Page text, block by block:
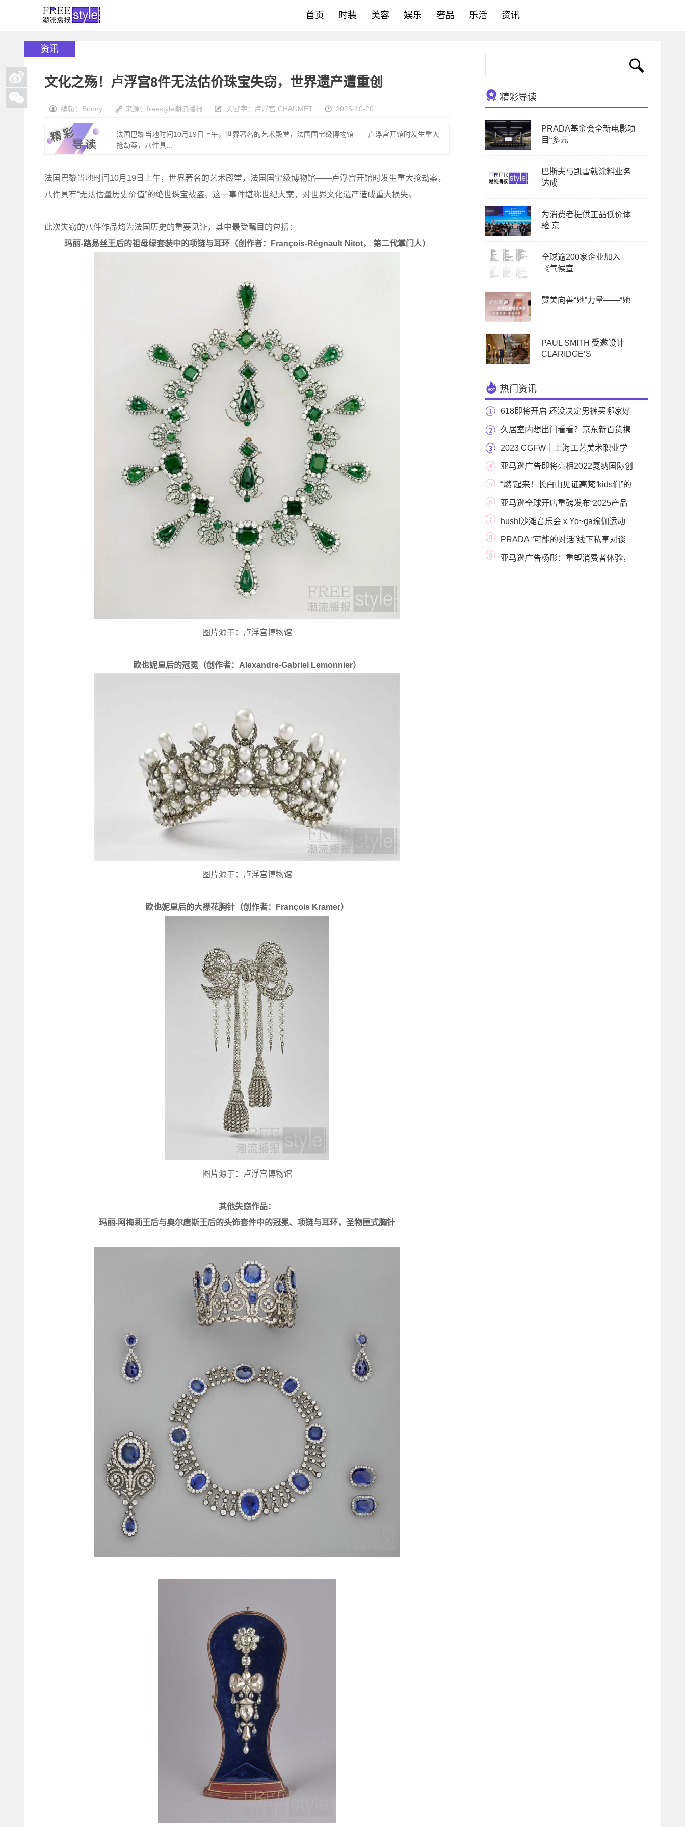
首页 时装 美容 娱乐 奢品 乐活 资讯
资讯
文化之殇！卢浮宫8件无法估价珠宝失窃，世界遗产遭重创
编辑：Bunny 来源：freestyle潮流播报 关键字： 卢浮宫 CHAUMET 2025-10-20
法国巴黎当地时间10月19日上午，世界著名的艺术殿堂，法国国宝级博物馆——卢浮宫开馆时发生重大
抢劫案，八件具...
法国巴黎当地时间10月19日上午，世界著名的艺术殿堂，法国国宝级博物馆——卢浮宫开馆时发生重大抢劫案，
八件具有“无法估量历史价值”的绝世珠宝被盗。这一事件堪称世纪大案，对世界文化遗产造成重大损失。
此次失窃的八件作品均为法国历史的重要见证，其中最受瞩目的包括：
玛丽-路易丝王后的祖母绿套装中的项链与耳环（创作者：François-Régnault Nitot， 第二代掌门人）
图片源于：卢浮宫博物馆
欧也妮皇后的冠冕（创作者：Alexandre-Gabriel Lemonnier）
图片源于：卢浮宫博物馆
欧也妮皇后的大襟花胸针（创作者：François Kramer）
图片源于：卢浮宫博物馆
其他失窃作品：
玛丽-阿梅莉王后与奥尔唐斯王后的头饰套件中的冠冕、项链与耳环，圣物匣式胸针
精彩导读
PRADA基金会全新电影项
目“多元
巴斯夫与凯雷就涂料业务
达成
为消费者提供正品低价体
验 京
全球逾200家企业加入
《气候宣
赞美向善“她”力量——“她
PAUL SMITH 受邀设计
CLARIDGE’S
热门资讯
618即将开启 还没决定男裤买哪家好
吗？久居室内想出门看看？京东新百货携
《一年一度
2023 CGFW｜上海工艺美术职业学
院：锦绣霓裳
亚马逊广告即将亮相2022戛纳国际创
意节“燃”起来！长白山见证高梵“kids们”的
美好瞬亚马逊全球开店重磅发布“2025产品
创新出海品牌
hush!沙滩音乐会 x Yo~ga瑜伽运动
节2024 打造沿海岸
PRADA “可能的对话”线下私享对谈
当代世界的多
亚马逊广告杨彤：重塑消费者体验，